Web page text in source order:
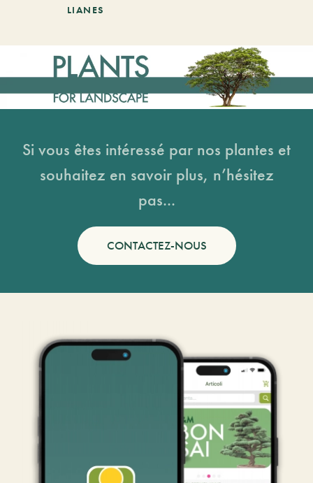
LIANES
Si vous êtes intéressé par nos plantes et
souhaitez en savoir plus, n’hésitez
pas...
CONTACTEZ-NOUS